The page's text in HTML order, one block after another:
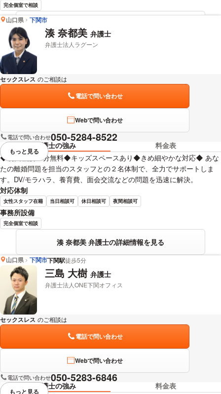
完全個室で相談
山口県 下関市
湊 奈都美 弁護士
弁護士法人ラグーン
セックスレス のご相談は
電話で問い合わせ
Webで問い合わせ
電話で問い合わせ050-5284-8522
弁護士の強み
料金表
◆初回相談30分無料◆キッズスペースあり◆きめ細やかな対応◆ あな
たの離婚問題を担当のスタッフとの２名体制で、全力でサポートしま
す。DV/モラハラ、養育費、面会交流などの問題を迅速に解決。
対応体制
女性スタッフ在籍 当日相談可 休日相談可 夜間相談可
事務所設備
完全個室で相談
湊 奈都美 弁護士の詳細情報を見る
視覚的に省略されている要素を
もっと見る
山口県 下関市下関駅徒歩5分
三島 大樹 弁護士
弁護士法人ONE下関オフィス
セックスレス のご相談は
電話で問い合わせ
Webで問い合わせ
電話で問い合わせ050-5283-6846
弁護士の強み
料金表
もっと見る